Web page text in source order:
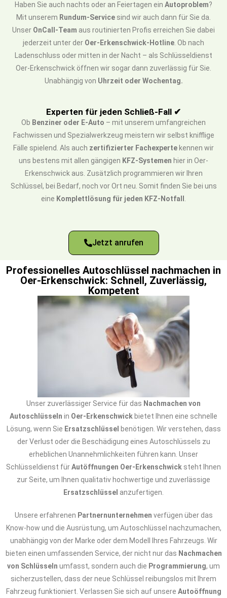
Haben Sie auch nachts oder an Feiertagen ein Autoproblem?
Mit unserem Rundum-Service sind wir auch dann für Sie da.
Unser OnCall-Team aus routinierten Profis erreichen Sie dabei
jederzeit unter der Oer-Erkenschwick-Hotline . Ob nach
Ladenschluss oder mitten in der Nacht – als Schlüsseldienst
Oer-Erkenschwick öffnen wir sogar dann zuverlässig für Sie.
Unabhängig von Uhrzeit oder Wochentag.
Experten für jeden Schließ-Fall ✔
Ob Benziner oder E-Auto – mit unserem umfangreichen
Fachwissen und Spezialwerkzeug meistern wir selbst knifflige
Fälle spielend. Als auch zertifizierter Fachexperte kennen wir
uns bestens mit allen gängigen KFZ-Systemen hier in Oer-
Erkenschwick aus. Zusätzlich programmieren wir Ihren
Schlüssel, bei Bedarf, noch vor Ort neu. Somit finden Sie bei uns
eine Komplettlösung für jeden KFZ-Notfall
Jetzt anrufen
Professionelles Autoschlüssel nachmachen in
Oer-Erkenschwick: Schnell, Zuverlässig,
Kompetent
Unser zuverlässiger Service für das Nachmachen von
Autoschlüsseln in Oer-Erkenschwick bietet Ihnen eine schnelle
Lösung, wenn Sie Ersatzschlüssel benötigen. Wir verstehen, dass
der Verlust oder die Beschädigung eines Autoschlüssels zu
erheblichen Unannehmlichkeiten führen kann. Unser
Schlüsseldienst fürAutöffnungen Oer-Erkenschwick steht Ihnen
zur Seite, um Ihnen qualitativ hochwertige und zuverlässige
Ersatzschlüssel anzufertigen.
Unsere erfahrenen Partnernunternehmen verfügen über das
Know-how und die Ausrüstung, um Autoschlüssel nachzumachen,
unabhängig von der Marke oder dem Modell Ihres Fahrzeugs. Wir
bieten einen umfassenden Service, der nicht nur das Nachmachen
von Schlüsseln umfasst, sondern auch die Programmierung, um
sicherzustellen, dass der neue Schlüssel reibungslos mit Ihrem
Fahrzeug funktioniert. Verlassen Sie sich auf unsere Autoöffnung